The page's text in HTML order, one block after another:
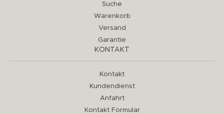
Suche
Warenkorb
Versand
Garantie
KONTAKT
Kontakt
Kundendienst
Anfahrt
Kontakt Formular